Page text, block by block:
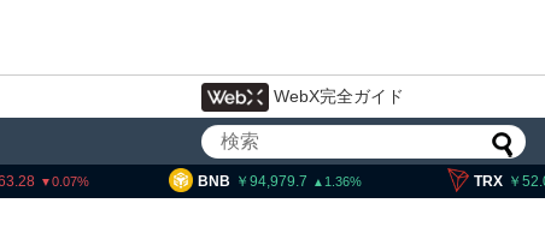
WebX完全ガイド
94,979.7 1.36 52.06 0.55